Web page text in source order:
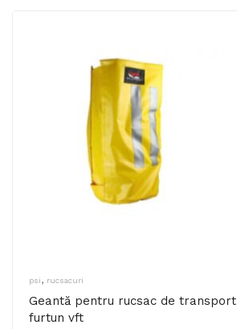
psi, rucsacuri
Geantă pentru rucsac de transport
furtun vft